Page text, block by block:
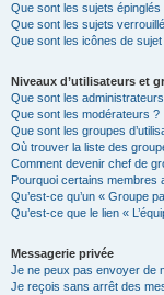
Que sont les sujets épinglés
Que sont les sujets
Que sont les icônes de sujet
Niveaux d’utilisateurs et
Que sont les
Que sont les modérateurs ?
Que sont les groupes
Où trouver la liste des
Comment devenir chef de
Pourquoi certains membres
Qu’est-ce qu’un « Groupe
Qu’est-ce que le lien «
Messagerie privée
Je ne peux pas envoyer de
Je reçois sans arrêt des